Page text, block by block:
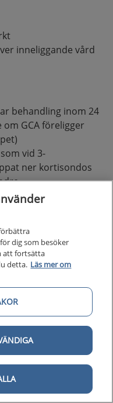
inneliggande vård
behandling inom 24
GCA föreligger
vid 3-
ner kortisondos
jättecellsarterit
användning av
jättecellsarterit
samtal med
två månader från
(GCA) som
vård och
Jättecellsarterit
dig som besöker
att fortsätta
detta. Läs mer om